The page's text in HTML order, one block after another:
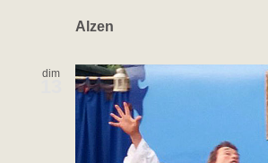
Alzen
dim